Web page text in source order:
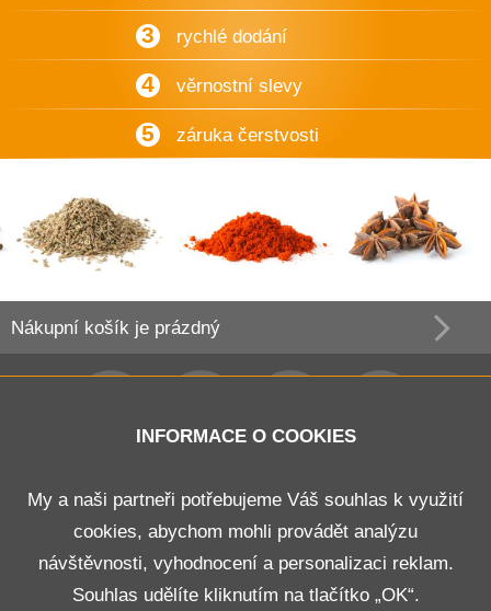
3 rychlé dodání
4 věrnostní slevy
5 záruka čerstvosti
Nákupní košík je prázdný
Obchodní podmínky
Doprava a platba
Odstoupení od smlouvy
INFORMACE O COOKIES
My a naši partneři potřebujeme Váš souhlas k využití
cookies, abychom mohli provádět analýzu
návštěvnosti, vyhodnocení a personalizaci reklam.
Souhlas udělíte kliknutím na tlačítko „OK“.